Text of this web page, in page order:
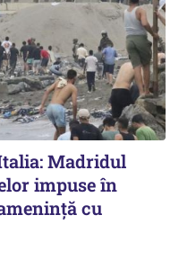
Madridul
impuse în
cu